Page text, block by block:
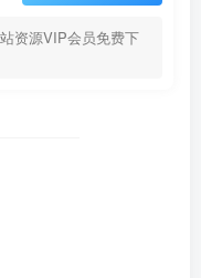
资源VIP会员免费下